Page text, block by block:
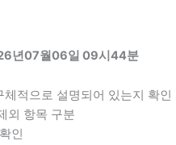
년07월06일 09시44분
적으로 설명되어 있는지 확인
외 항목 구분
인